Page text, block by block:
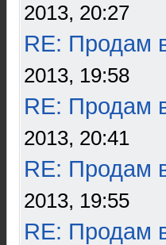
2013, 20:27
RE: Продам
2013, 19:58
RE: Продам
2013, 20:41
RE: Продам
2013, 19:55
RE: Продам